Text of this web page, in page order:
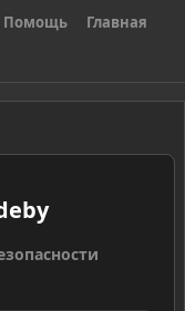
Помощь Главная